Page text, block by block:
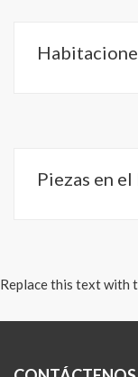
Piezas en
Replace this text with